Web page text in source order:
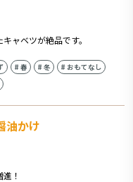
ャベツが絶品です。
#春 #冬 # おもてなし
油かけ
！